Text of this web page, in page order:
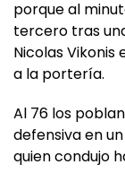
porque al
tercero tras
Nicolas
a la portería.
Al 76 los
defensiva en
quien condujo